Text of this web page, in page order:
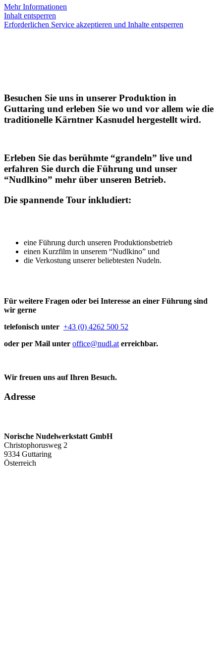
Mehr Informationen
Inhalt entsperren
Erforderlichen Service akzeptieren und Inhalte entsperren
Besuchen Sie uns in unserer Produktion in
Guttaring und erleben Sie wo und vor allem wie die
traditionelle Kärntner Kasnudel hergestellt wird.
Erleben Sie das berühmte “grandeln” live und
erfahren Sie durch die Führung und unser
“Nudlkino” mehr über unseren Betrieb.
Die spannende Tour inkludiert:
eine Führung durch unseren Produktionsbetrieb
einen Kurzfilm in unserem “Nudlkino” und
die Verkostung unserer beliebtesten Nudeln.
Für weitere Fragen oder bei Interesse an einer Führung sind
wir gerne
telefonisch unter +43 (0) 4262 500 52
oder per Mail unter office@nudl.at erreichbar.
Wir freuen uns auf Ihren Besuch.
Adresse
Norische Nudelwerkstatt GmbH
Christophorusweg 2
9334 Guttaring
Österreich